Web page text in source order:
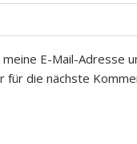
meine E-Mail-Adresse
für die nächste